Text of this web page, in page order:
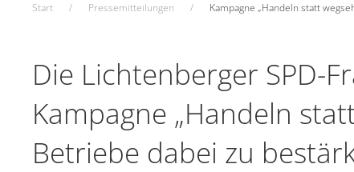
Start Pressemitteilungen Kampagne „Handeln statt
Die Lichtenberger SPD-
Kampagne „Handeln
Betriebe dabei zu